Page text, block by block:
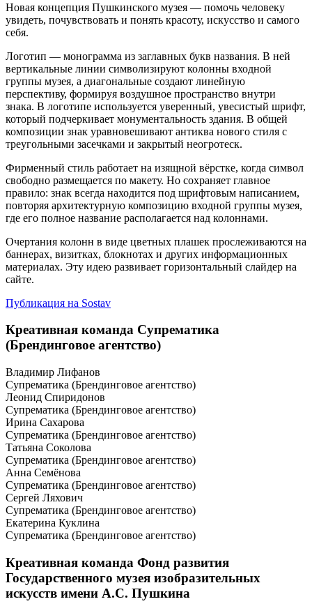
Новая концепция Пушкинского музея — помочь человеку
увидеть, почувствовать и понять красоту, искусство и самого
себя.
Логотип — монограмма из заглавных букв названия. В ней
вертикальные линии символизируют колонны входной
группы музея, а диагональные создают линейную
перспективу, формируя воздушное пространство внутри
знака. В логотипе используется уверенный, увесистый шрифт,
который подчеркивает монументальность здания. В общей
композиции знак уравновешивают антиква нового стиля с
треугольными засечками и закрытый неогротеск.
Фирменный стиль работает на изящной вёрстке, когда символ
свободно размещается по макету. Но сохраняет главное
правило: знак всегда находится под шрифтовым написанием,
повторяя архитектурную композицию входной группы музея,
где его полное название располагается над колоннами.
Очертания колонн в виде цветных плашек прослеживаются на
баннерах, визитках, блокнотах и других информационных
материалах. Эту идею развивает горизонтальный слайдер на
сайте.
Публикация на Sostav
Креативная команда Супрематика
(Брендинговое агентство)
Владимир Лифанов
Супрематика (Брендинговое агентство)
Леонид Спиридонов
Супрематика (Брендинговое агентство)
Ирина Сахарова
Супрематика (Брендинговое агентство)
Татьяна Соколова
Супрематика (Брендинговое агентство)
Анна Семёнова
Супрематика (Брендинговое агентство)
Сергей Ляхович
Супрематика (Брендинговое агентство)
Екатерина Куклина
Супрематика (Брендинговое агентство)
Креативная команда Фонд развития
Государственного музея изобразительных
искусств имени А.С. Пушкина